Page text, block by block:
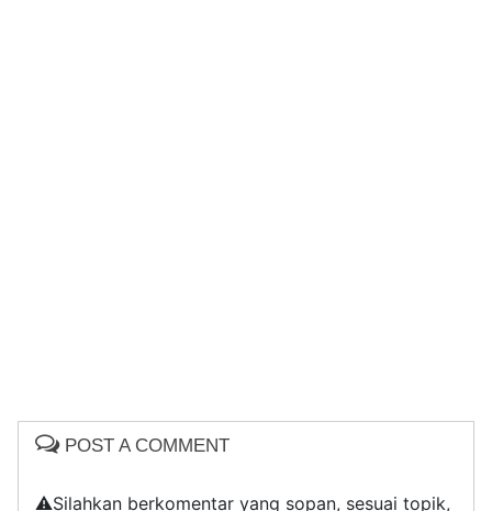
POST A COMMENT
⚠️Silahkan berkomentar yang sopan, sesuai topik,